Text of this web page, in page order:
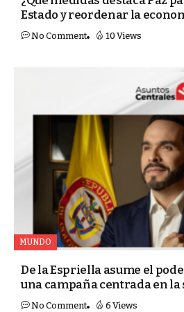
Estado y reordenar la
No Comment 10 Views
MUNDO
De la Espriella asume el
una campaña centrada en
No Comment 6 Views